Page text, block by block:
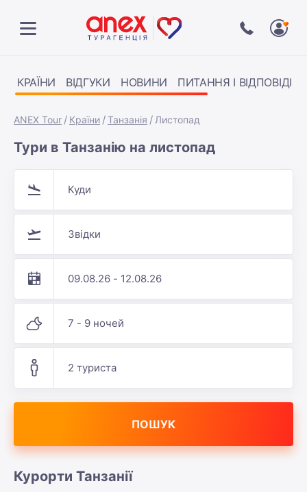
КРАЇНИ ВІДГУКИ НОВИНИ ПИТАННЯ І ВІДПОВІДІ
ANEX Tour Країни Танзанія Листопад
Тури в Танзанію на листопад
Куди
Звідки
09.08.26 - 12.08.26
7 - 9 ночей
2 туриста
ПОШУК
Курорти Танзанії